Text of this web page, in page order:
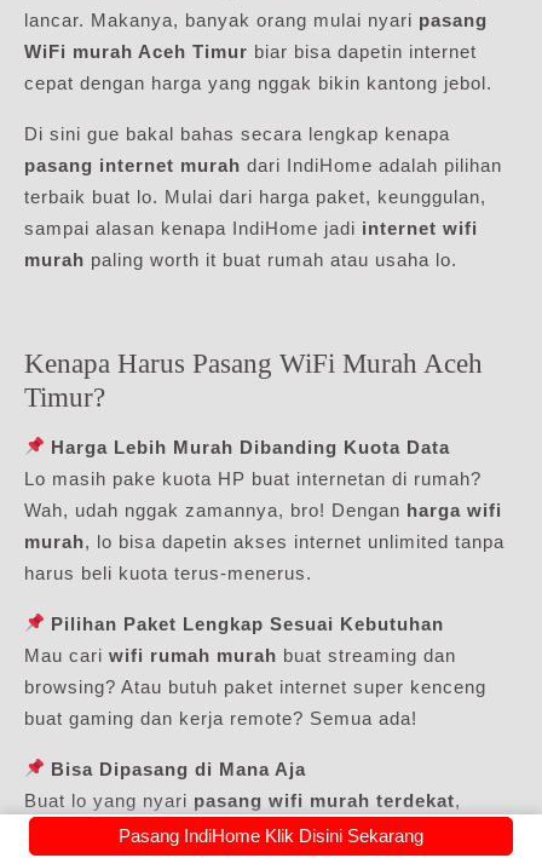
lancar. Makanya, banyak orang mulai nyari pasang
WiFi murah Aceh Timur biar bisa dapetin internet
cepat dengan harga yang nggak bikin kantong jebol.
Di sini gue bakal bahas secara lengkap kenapa
pasang internet murah dari IndiHome adalah pilihan
terbaik buat lo. Mulai dari harga paket, keunggulan,
sampai alasan kenapa IndiHome jadi internet wifi
murah paling worth it buat rumah atau usaha lo.
Kenapa Harus Pasang WiFi Murah Aceh
Timur?
Harga Lebih Murah Dibanding Kuota Data
Lo masih pake kuota HP buat internetan di rumah?
Wah, udah nggak zamannya, bro! Dengan harga wifi
murah, lo bisa dapetin akses internet unlimited tanpa
harus beli kuota terus-menerus.
Pilihan Paket Lengkap Sesuai Kebutuhan
Mau cari wifi rumah murah buat streaming dan
browsing? Atau butuh paket internet super kenceng
buat gaming dan kerja remote? Semua ada!
Bisa Dipasang di Mana Aja
Buat lo yang nyari pasang wifi murah terdekat,
IndiHome punya jaringan yang udah tersebar luas di
Pasang IndiHome Klik Disini Sekarang